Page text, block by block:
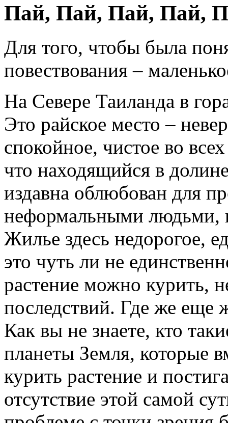
Пай, Пай, Пай, Пай,
Для того, чтобы была
повествования –
На Севере Таиланда в
Это райское место –
спокойное, чистое во
что находящийся в
издавна облюбован для
неформальными людьми,
Жилье здесь недорогое,
это чуть ли не
растение можно курить,
последствий. Где же еще
Как вы не знаете, кто
планеты Земля, которые
курить растение и
отсутствие этой самой